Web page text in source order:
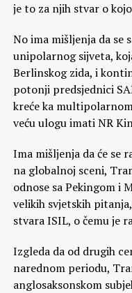
je to za njih stvar o
No ima mišljenja da se
unipolarnog sijveta,
Berlinskog zida, i
potonji predsjednici
kreće ka
veću ulogu imati NR
Ima mišljenja da će se
na globalnoj sceni,
odnose sa Pekingom i
velikih svjetskih
stvara ISIL, o čemu je
Izgleda da od drugih
narednom periodu,
anglosaksonskom